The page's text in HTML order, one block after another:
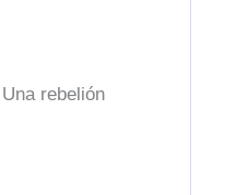
rebelión